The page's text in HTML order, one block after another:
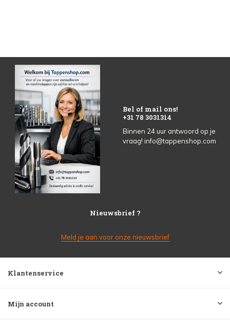
Bel of mail ons!
+31 78 3031314
Binnen 24 uur antwoord op je
vraag! info@tappenshop.com
Nieuwsbrief ?
Meld je aan voor onze nieuwsbrief
Klantenservice
Mijn account